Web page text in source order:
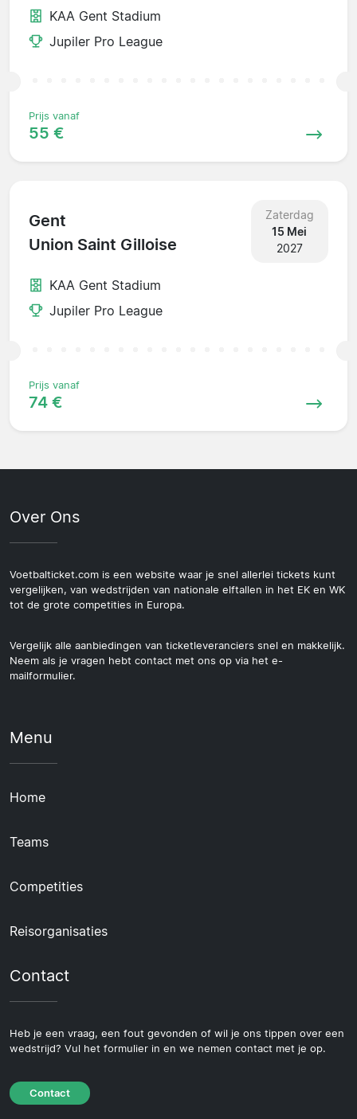
KAA Gent Stadium
Jupiler Pro League
Prijs vanaf
55 €
Gent
Union Saint Gilloise
Zaterdag
15 Mei
2027
KAA Gent Stadium
Jupiler Pro League
Prijs vanaf
74 €
Over Ons
Voetbalticket.com is een website waar je snel allerlei tickets kunt
vergelijken, van wedstrijden van nationale elftallen in het EK en WK
tot de grote competities in Europa.
Vergelijk alle aanbiedingen van ticketleveranciers snel en makkelijk.
Neem als je vragen hebt contact met ons op via het e-
mailformulier.
Menu
Home
Teams
Competities
Reisorganisaties
Contact
Heb je een vraag, een fout gevonden of wil je ons tippen over een
wedstrijd? Vul het formulier in en we nemen contact met je op.
Contact